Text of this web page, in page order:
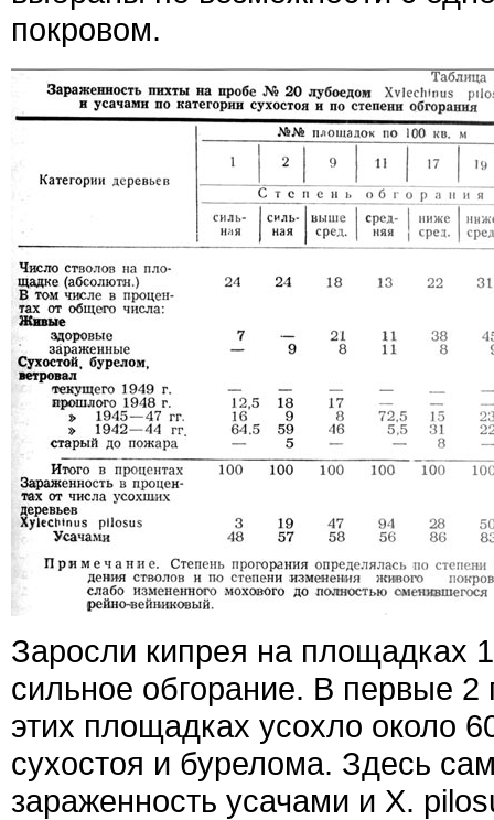
покровом.
Заросли кипрея на площадках
сильное обгорание. В первые 2
этих площадках усохло около
сухостоя и бурелома. Здесь
зараженность усачами и X.